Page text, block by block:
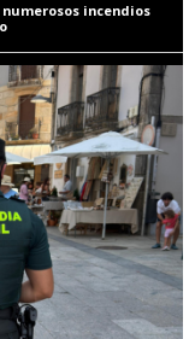
incendios